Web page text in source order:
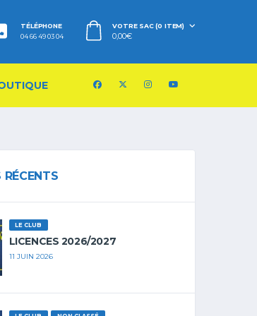
TÉLÉPHONE
04 66 49 03 04
VOTRE SAC (0 ITEM)
0,00€
RÉCENTS
LE CLUB
LICENCES 2026/2027
11 JUIN 2026